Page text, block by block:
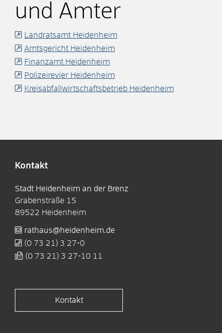
und Ämter
Landratsamt Heidenheim
Amtsgericht Heidenheim
Finanzamt Heidenheim
Polizeirevier Heidenheim
Kreisabfallwirtschaftsbetrieb Heidenheim
Kontakt
Stadt Heidenheim an der Brenz
Grabenstraße 15
89522 Heidenheim
rathaus@heidenheim.de
(0 73 21) 3 27-0
(0 73 21) 3 27-10 11
Kontakt